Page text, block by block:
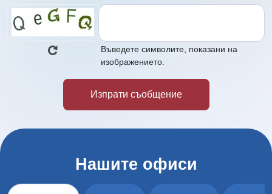
Въведете символите, показани на
изображението.
Нашите офиси